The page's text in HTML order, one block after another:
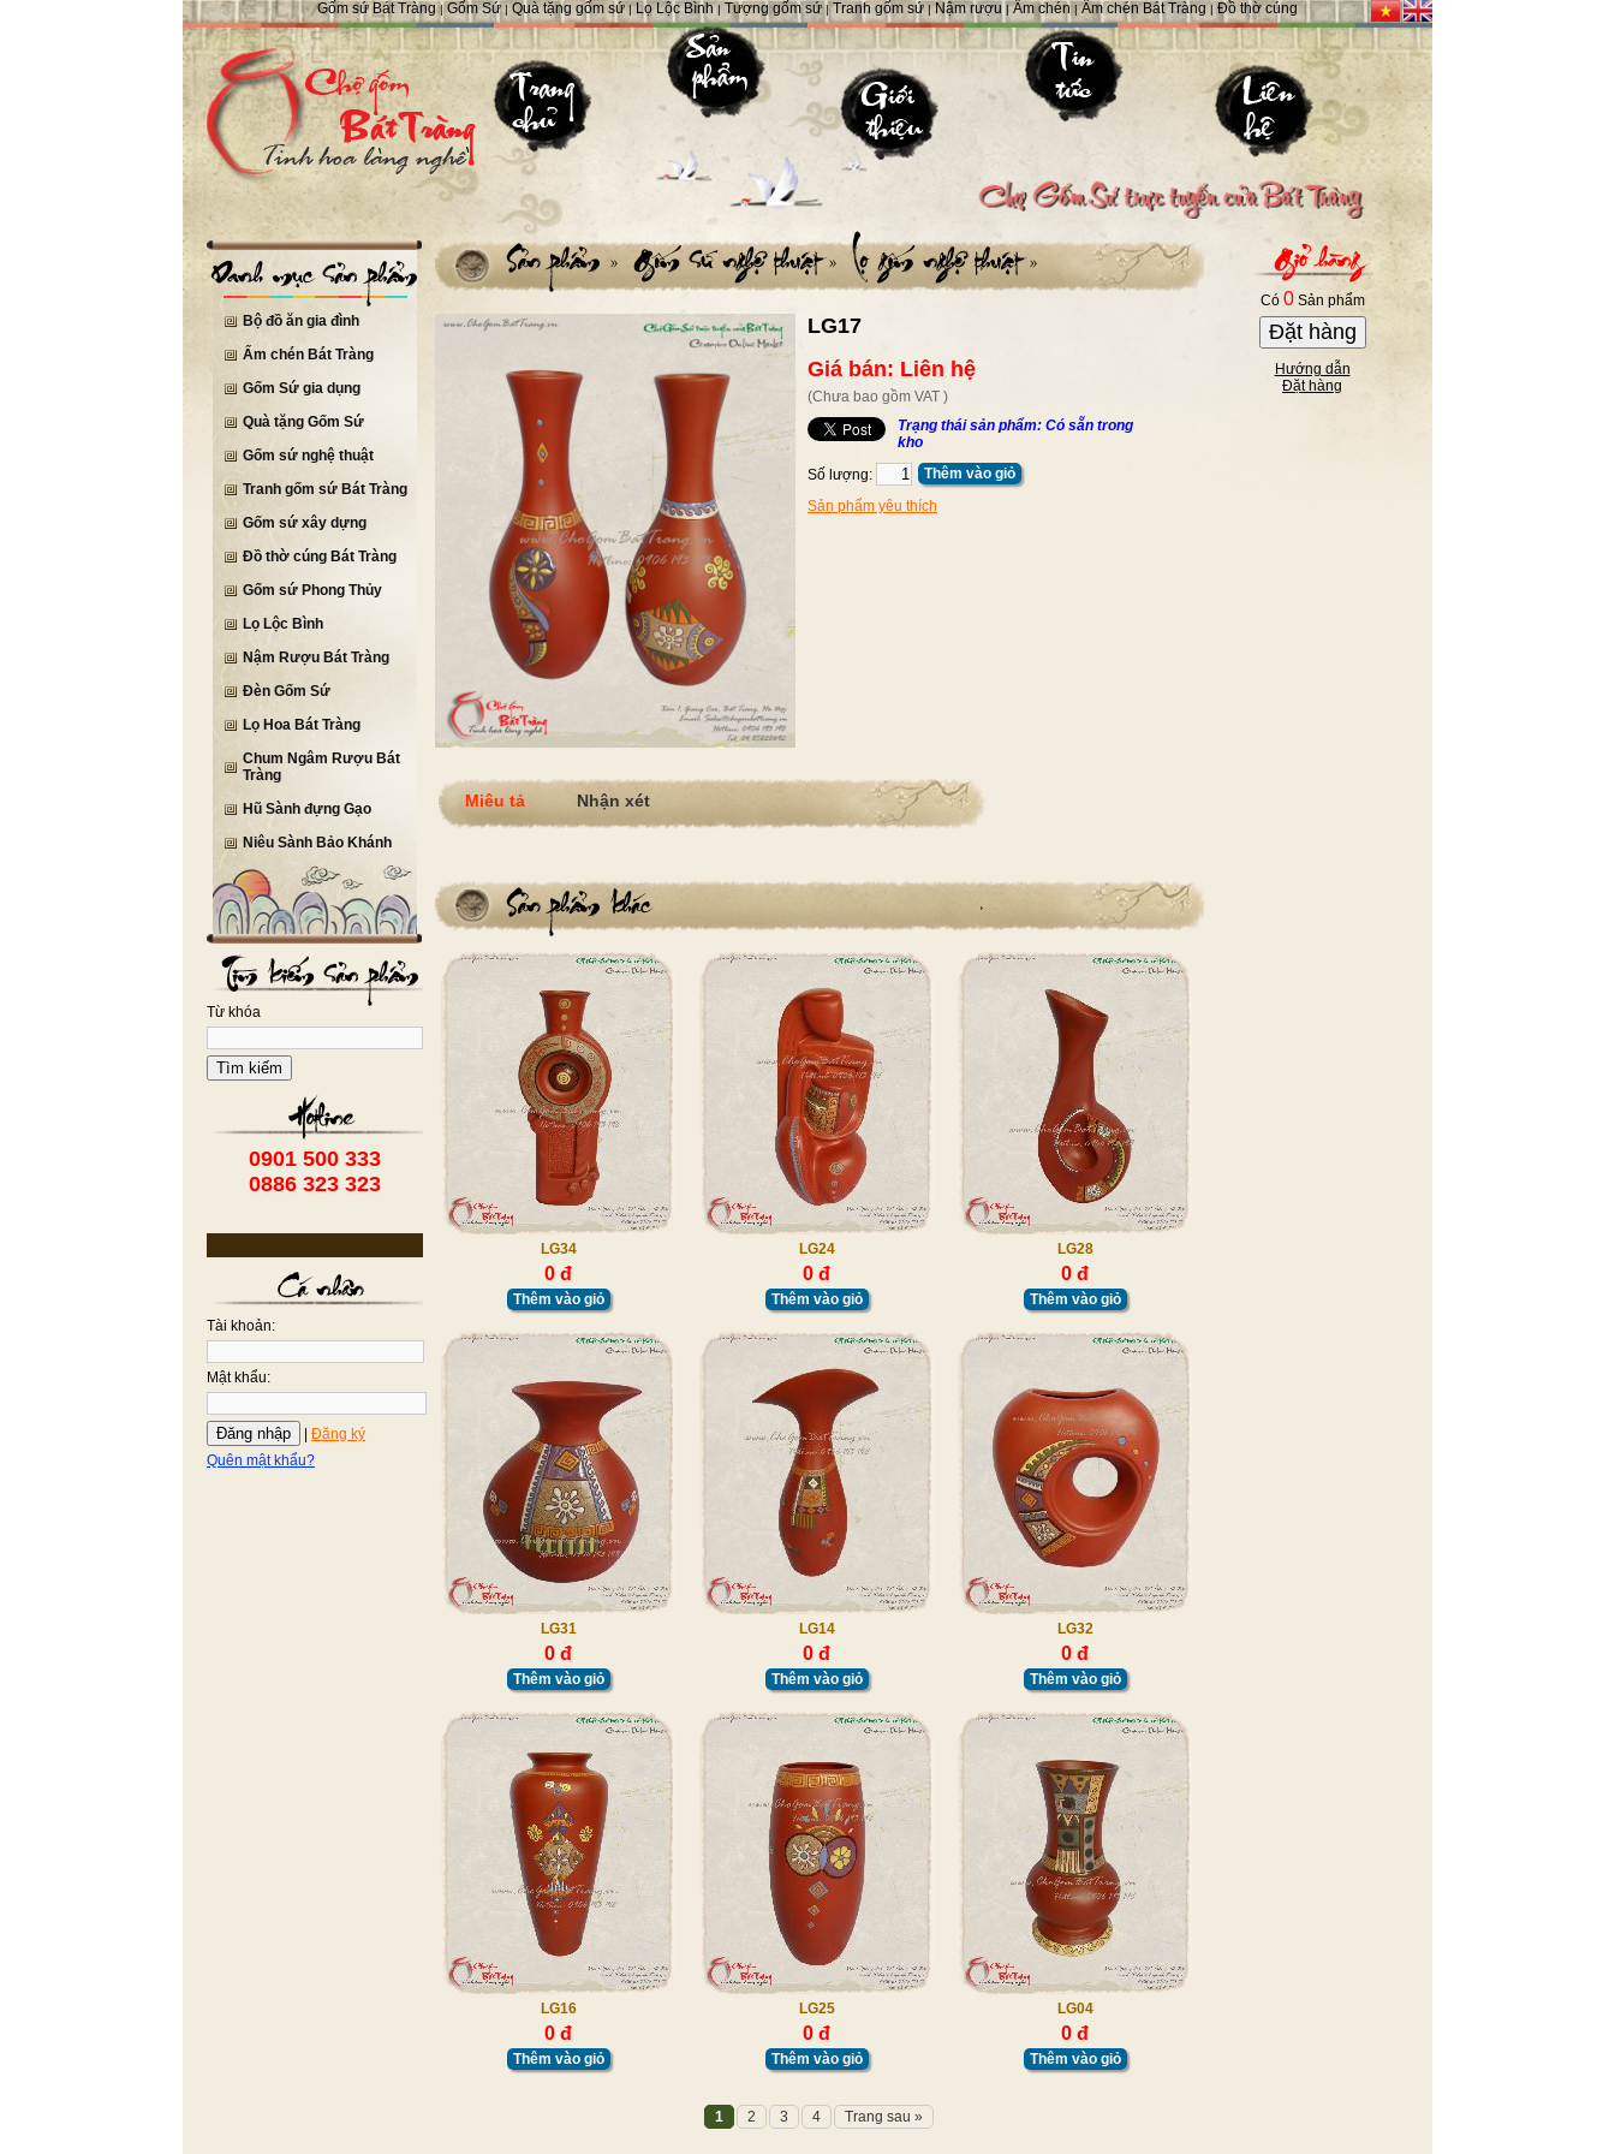
Gốm sứ Bát Tràng | Gốm Sứ | Quà tặng gốm sứ|Lọ Lộc Bình| Tượng gốm sứ |Tranh gốm sứ|Nậm rượu |Ấm chén | Ấm chén Bát Tràng | Đồ thờ cúng
Bộ đồ ăn gia đình
Ấm chén Bát Tràng
Gốm Sứ gia dụng
Quà tặng Gốm Sứ
Gốm sứ nghệ thuật
Tranh gốm sứ Bát Tràng
Gốm sứ xây dựng
Đồ thờ cúng Bát Tràng
Gốm sứ Phong Thủy
Lọ Lộc Bình
Nậm Rượu Bát Tràng
Đèn Gốm Sứ
Lọ Hoa Bát Tràng
Chum Ngâm Rượu Bát
Tràng
Hũ Sành đựng Gạo
Niêu Sành Bảo Khánh
Từ khóa
Tìm kiếm
0901 500 333
0886 323 323
Tài khoản:
Mật khẩu:
Đăng nhập
Đăng ký
Quên mật khẩu?
LG17
Giá bán: Liên hệ
(Chưa bao gồm VAT )
Trạng thái sản phẩm: Có sẵn trong
kho
Số lượng:
Thêm vào giỏ
Sản phẩm yêu thích
Miêu tả Nhận xét
LG34
0 đ
Thêm vào giỏ
LG24
0 đ
Thêm vào giỏ
LG28
0 đ
Thêm vào giỏ
LG31
0 đ
Thêm vào giỏ
LG14
0 đ
Thêm vào giỏ
LG32
0 đ
Thêm vào giỏ
LG16
0 đ
Thêm vào giỏ
LG25
0 đ
Thêm vào giỏ
LG04
0 đ
Thêm vào giỏ
1 2 3 4 Trang sau »
Có 0Sản phẩm
Đặt hàng
Hướng dẫn
Đặt hàng